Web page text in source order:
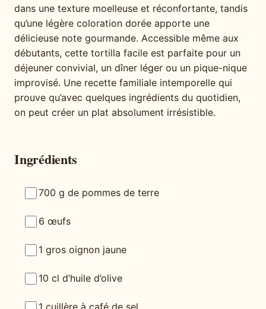
dans une texture moelleuse et réconfortante, tandis
qu’une légère coloration dorée apporte une
délicieuse note gourmande. Accessible même aux
débutants, cette tortilla facile est parfaite pour un
déjeuner convivial, un dîner léger ou un pique-nique
improvisé. Une recette familiale intemporelle qui
prouve qu’avec quelques ingrédients du quotidien,
on peut créer un plat absolument irrésistible.
Ingrédients
700 g de pommes de terre
6 œufs
1 gros oignon jaune
10 cl d’huile d’olive